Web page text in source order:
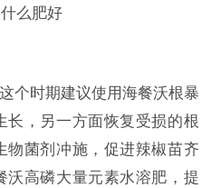
么肥好
这个时期建议使用海餐沃根暴
长，另一方面恢复受损的根
物菌剂冲施，促进辣椒苗齐
沃高磷大量元素水溶肥， 提